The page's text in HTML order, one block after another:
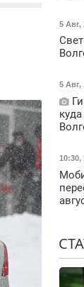
5 Авг,
5 Авг,
10:30,